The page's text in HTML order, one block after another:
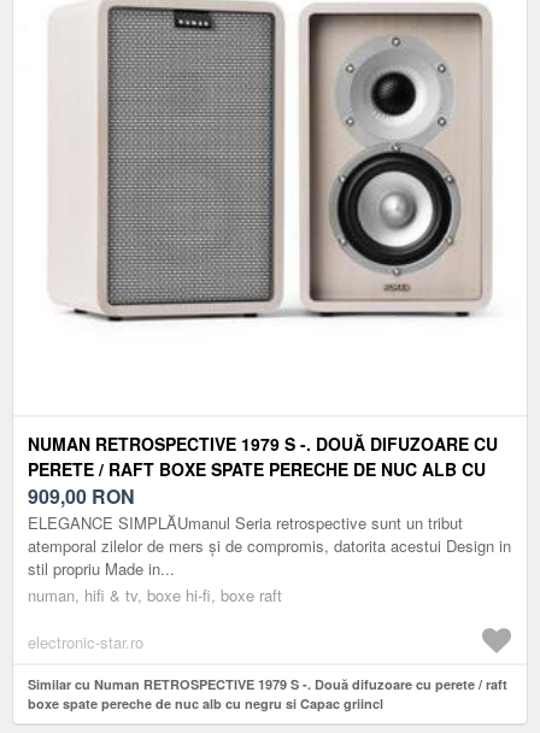
NUMAN RETROSPECTIVE 1979 S -. DOUĂ DIFUZOARE CU
PERETE / RAFT BOXE SPATE PERECHE DE NUC ALB CU
NEGRU SI CAPAC GRIINCL
909,00 RON
ELEGANCE SIMPLĂUmanul Seria retrospective sunt un tribut
atemporal zilelor de mers și de compromis, datorita acestui Design in
stil propriu Made in...
numan, hifi & tv, boxe hi-fi, boxe raft
electronic-star.ro
Similar cu Numan RETROSPECTIVE 1979 S -. Două difuzoare cu perete / raft
boxe spate pereche de nuc alb cu negru si Capac griincl